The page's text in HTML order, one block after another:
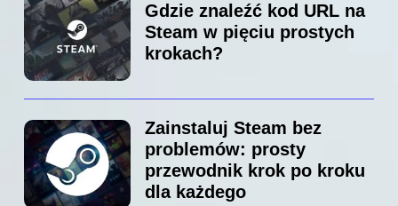
Gdzie znaleźć kod URL na
Steam w pięciu prostych
krokach?
Zainstaluj Steam bez
problemów: prosty
przewodnik krok po kroku
dla każdego